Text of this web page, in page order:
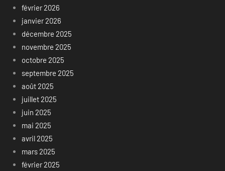
février 2026
janvier 2026
décembre 2025
novembre 2025
octobre 2025
septembre 2025
août 2025
juillet 2025
juin 2025
mai 2025
avril 2025
mars 2025
février 2025